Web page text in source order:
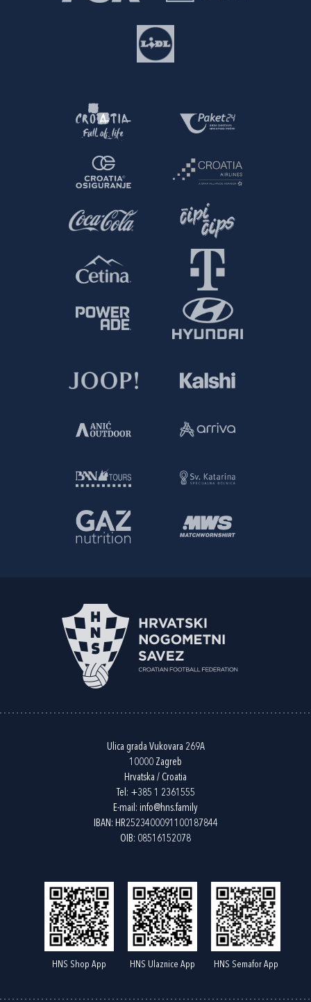
Ulica grada Vukovara 269A
10000 Zagreb
Hrvatska / Croatia
Tel: +385 1 2361555
E-mail: info@hns.family
IBAN: HR2523400091100187844
OIB: 08516152078
HNS Shop App HNS Ulaznice App HNS Semafor App